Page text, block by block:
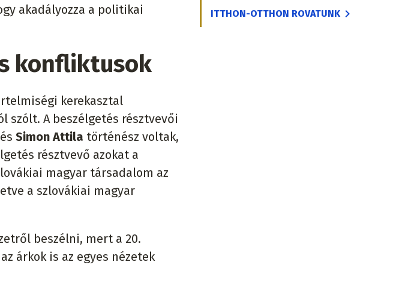
akadályozza a politikai
konfliktusok
kerekasztal
szólt. A beszélgetés résztvevői
Simon Attila történész voltak,
résztvevő azokat a
magyar társadalom az
a szlovákiai magyar
beszélni, mert a 20.
árkok is az egyes nézetek
ITTHON-OTTHON ROVATUNK